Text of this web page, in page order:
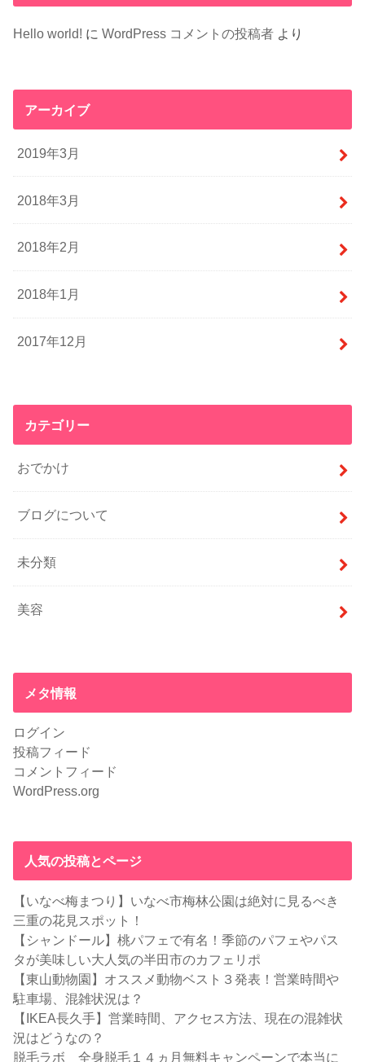
Hello world! にWordPress コメントの投稿者 より
アーカイブ
2019年3月
2018年3月
2018年2月
2018年1月
2017年12月
カテゴリー
おでかけ
ブログについて
未分類
美容
メタ情報
ログイン
投稿フィード
コメントフィード
WordPress.org
人気の投稿とページ
【いなべ梅まつり】いなべ市梅林公園は絶対に見るべき
三重の花見スポット！
【シャンドール】桃パフェで有名！季節のパフェやパス
タが美味しい大人気の半田市のカフェリポ
【東山動物園】オススメ動物ベスト３発表！営業時間や
駐車場、混雑状況は？
【IKEA長久手】営業時間、アクセス方法、現在の混雑状
況はどうなの？
脱毛ラボ 全身脱毛１４ヵ月無料キャンペーンで本当に